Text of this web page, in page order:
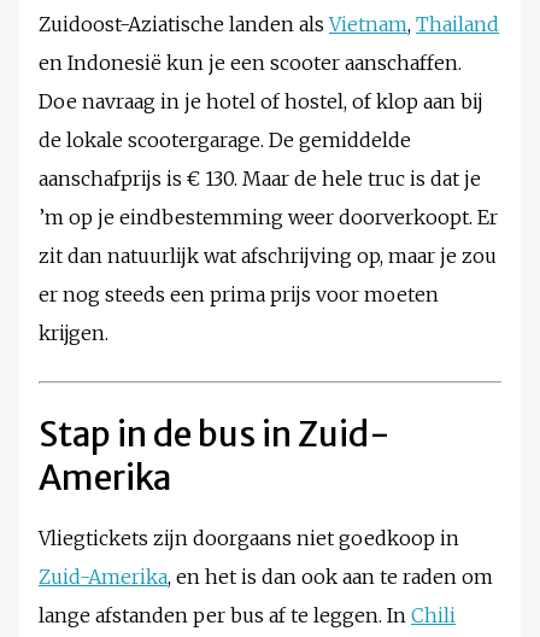
Zuidoost-Aziatische landen alsVietnam, Thailand
en Indonesië kun je een scooter aanschaffen.
Doe navraag in je hotel of hostel, of klop aan bij
de lokale scootergarage. De gemiddelde
aanschafprijs is € 130. Maar de hele truc is dat je
’m op je eindbestemming weer doorverkoopt. Er
zit dan natuurlijk wat afschrijving op, maar je zou
er nog steeds een prima prijs voor moeten
krijgen.
Stap in de bus in Zuid-
Amerika
Vliegtickets zijn doorgaans niet goedkoop in
Zuid-Amerika, en het is dan ook aan te raden om
lange afstanden per bus af te leggen. In Chili